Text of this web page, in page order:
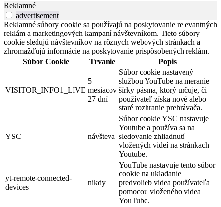
Reklamné
advertisement
Reklamné súbory cookie sa používajú na poskytovanie relevantných
reklám a marketingových kampaní návštevníkom. Tieto súbory
cookie sledujú návštevníkov na rôznych webových stránkach a
zhromažďujú informácie na poskytovanie prispôsobených reklám.
Súbor Cookie
Trvanie Popis
VISITOR_INFO1_LIVE
5
mesiacov
27 dní
Súbor cookie nastavený
službou YouTube na meranie
šírky pásma, ktorý určuje, či
používateľ získa nové alebo
staré rozhranie prehrávača.
YSC návšteva
Súbor cookie YSC nastavuje
Youtube a používa sa na
sledovanie zhliadnutí
vložených videí na stránkach
Youtube.
yt-remote-connected-
devices
nikdy
YouTube nastavuje tento súbor
cookie na ukladanie
predvolieb videa používateľa
pomocou vloženého videa
YouTube.